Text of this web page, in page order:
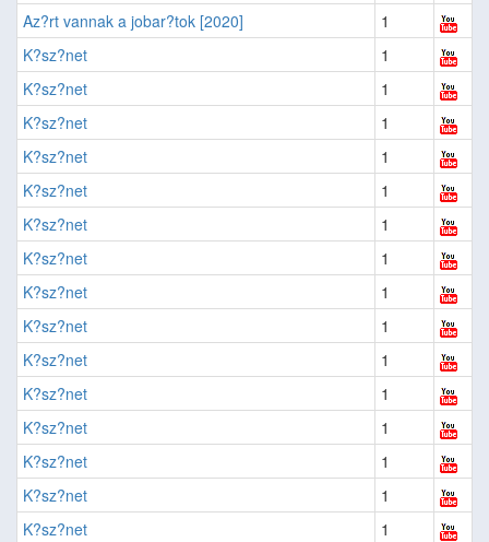
Az?rt vannak a jobar?tok [2020]
1
K?sz?net
1
K?sz?net
1
K?sz?net
1
K?sz?net
1
K?sz?net
1
K?sz?net
1
K?sz?net
1
K?sz?net
1
K?sz?net
1
K?sz?net
1
K?sz?net
1
K?sz?net
1
K?sz?net
1
K?sz?net
1
K?sz?net
1